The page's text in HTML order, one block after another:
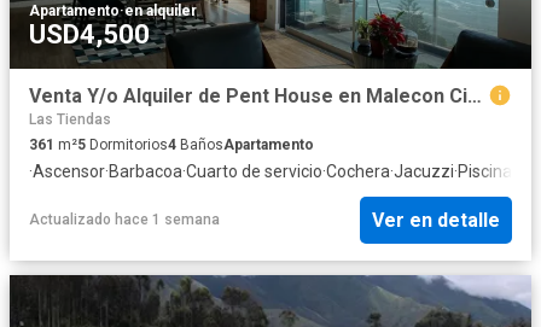
Apartamento·en alquiler
USD4,500
Venta Y/o Alquiler de Pent House en Malecon Cisneros Miraflores
Las Tiendas
361 m²5 Dormitorios4 BañosApartamento
·Ascensor·Barbacoa·Cuarto de servicio·Cochera·Jacuzzi·Piscina
Actualizado hace 1 semana Ver en detalle